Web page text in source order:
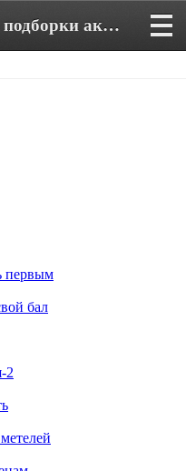
Новые песни. Архив подборки аккордов к песням
первым
бал
2